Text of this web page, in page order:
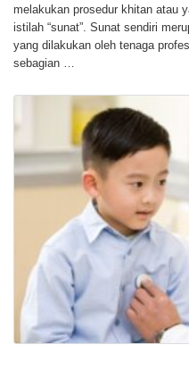
melakukan prosedur khitan atau
istilah “sunat”. Sunat sendiri
yang dilakukan oleh tenaga
sebagian …